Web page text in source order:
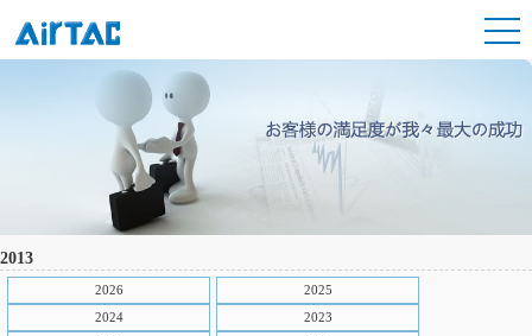
2013
2026
2025
2024
2023